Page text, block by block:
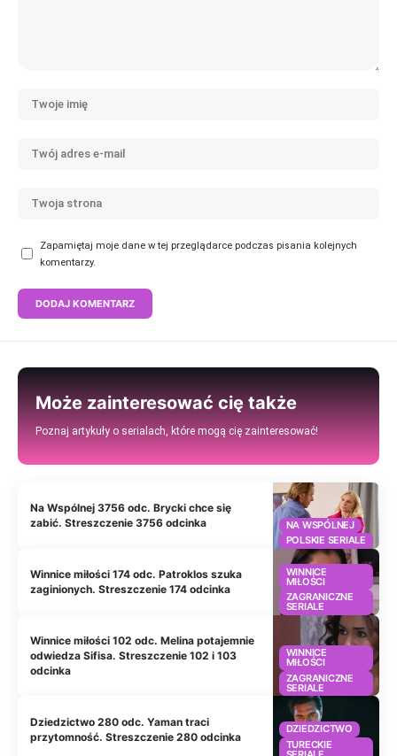
Zapamiętaj moje dane w tej przeglądarce podczas pisania kolejnych
komentarzy.
Może zainteresować cię także
Poznaj artykuły o serialach, które mogą cię zainteresować!
NA WSPÓLNEJ
POLSKIE SERIALE
Na Wspólnej 3756 odc. Brycki chce się
zabić. Streszczenie 3756 odcinka
WINNICE
MIŁOŚCI
ZAGRANICZNE
SERIALE
Winnice miłości 174 odc. Patroklos szuka
zaginionych. Streszczenie 174 odcinka
WINNICE
MIŁOŚCI
ZAGRANICZNE
SERIALE
Winnice miłości 102 odc. Melina potajemnie
odwiedza Sifisa. Streszczenie 102 i 103
odcinka
DZIEDZICTWO
TURECKIE
Dziedzictwo 280 odc. Yaman traci
przytomność. Streszczenie 280 odcinka